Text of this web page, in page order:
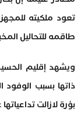
تعود ملكيته
طاقمه للتحاليل
ويشهد إقليم
ذاتها بسبب
بؤرة لازالت